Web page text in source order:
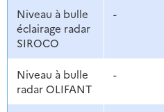
Niveau à bulle
éclairage radar
SIROCO
-
Niveau à bulle
radar OLIFANT
-